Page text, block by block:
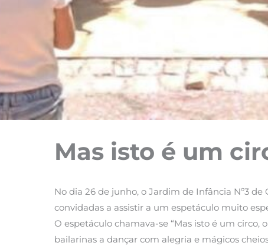
Mas isto é um
No dia 26 de junho, o Jardim de Infância Nº3
convidadas a assistir a um espetáculo muito
O espetáculo chamava-se “Mas isto é um circo,
bailarinas a dançar com alegria e mágicos